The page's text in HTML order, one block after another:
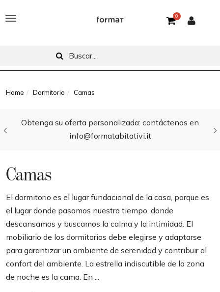
T
g
l
i
g
a
t
o
n
0
Home Dormitorio Camas
Obtenga su oferta personalizada: contáctenos en
info@formatabitativi.it
Camas
El dormitorio es el lugar fundacional de la casa, porque es
el lugar donde pasamos nuestro tiempo, donde
descansamos y buscamos la calma y la intimidad. El
mobiliario de los dormitorios debe elegirse y adaptarse
para garantizar un ambiente de serenidad y contribuir al
confort del ambiente. La estrella indiscutible de la zona
de noche es la cama. En ...